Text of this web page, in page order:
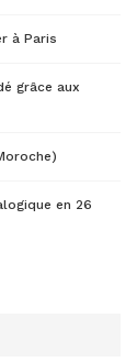
à Paris
grâce aux
en 26